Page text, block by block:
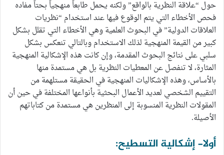
حول “علاقة النظرية بالواقع” ولكنه يحمل طابعاً منهجياً بحتاً مفاده
فحص الأخطاء التي يتم الوقوع فيها عند استخدام “نظريات
العلاقات الدولية” في البحوث العلمية وهي الأخطاء التي تقلل بشكل
كبير من القيمة المنهجية لذلك الاستخدام وبالتالي تنعكس بشكل
سلبي على نتائج البحوث المقدمة، وإن كانت هذه الإشكالية المنهجية
المثارة، لا تنفصل عن المعطيات النظرية بل هي مستمدة منها
بالأساس، وهذه الإشكاليات المنهجية في الحقيقة مستلهمة من
التقييم الشخصي لعديد الأعمال البحثية بأنواعها المختلفة في حين أن
المقولات النظرية المنسوبة إلى المنظرين هي مستمدة من كتاباتهم
الأصيلة.
أولا- إشكالية التسطيح: